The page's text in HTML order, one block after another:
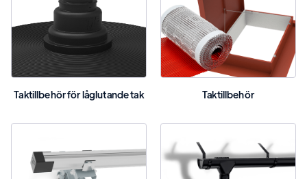
Taktillbehör för låglutande tak Taktillbehör